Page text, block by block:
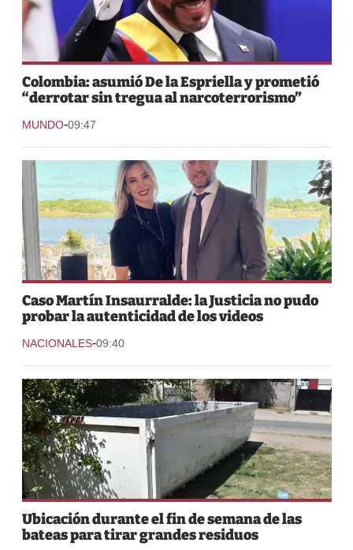
Colombia: asumió De la Espriella y prometió
“derrotar sin tregua al narcoterrorismo”
MUNDO-09:47
Caso Martín Insaurralde: la Justicia no pudo
probar la autenticidad de los videos
NACIONALES-09:40
Ubicación durante el fin de semana de las
bateas para tirar grandes residuos